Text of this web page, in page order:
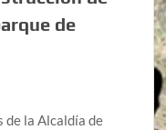
de
de la Alcaldía de